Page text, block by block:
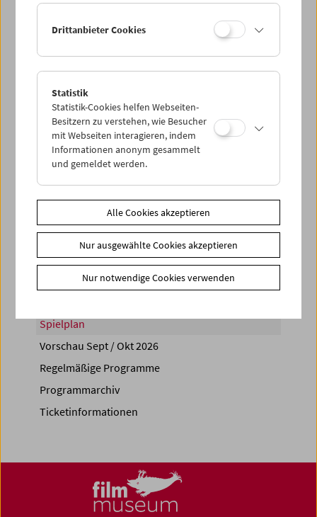
Sa 21.6.
PROGRAMM ÜBERBLICK
Share on
Spielplan
Vorschau Sept / Okt 2026
Regelmäßige Programme
Programmarchiv
Ticketinformationen
Drittanbieter Cookies
Statistik
Statistik-Cookies helfen Webseiten-
Besitzern zu verstehen, wie Besucher
mit Webseiten interagieren, indem
Informationen anonym gesammelt
und gemeldet werden.
Alle Cookies akzeptieren
Nur ausgewählte Cookies akzeptieren
Nur notwendige Cookies verwenden